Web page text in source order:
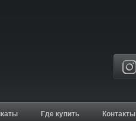
Где купить Контакты